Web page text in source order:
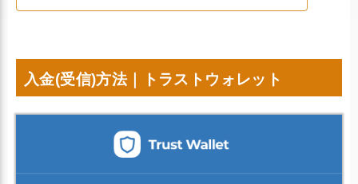
入金(受信)方法｜トラストウォレット